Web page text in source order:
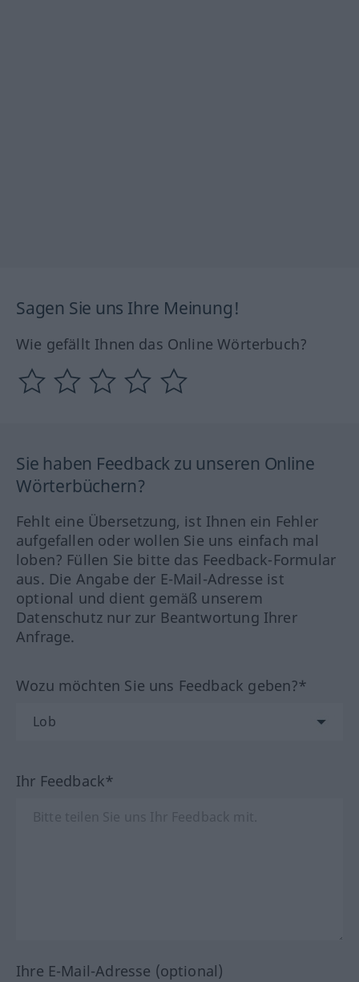
Sagen Sie uns Ihre Meinung!
Wie gefällt Ihnen das Online Wörterbuch?
Sie haben Feedback zu unseren Online
Wörterbüchern?
Fehlt eine Übersetzung, ist Ihnen ein Fehler
aufgefallen oder wollen Sie uns einfach mal
loben? Füllen Sie bitte das Feedback-Formular
aus. Die Angabe der E-Mail-Adresse ist
optional und dient gemäß unserem
Datenschutz nur zur Beantwortung Ihrer
Anfrage.
Wozu möchten Sie uns Feedback geben?*
Ihr Feedback*
Ihre E-Mail-Adresse (optional)